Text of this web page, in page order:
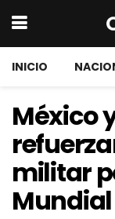
INICIO
México
militar
Mundial